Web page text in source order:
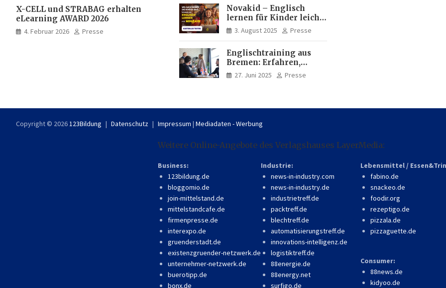
X-CELL und STRABAG erhalten
eLearning AWARD 2026
4. Februar 2026 Presse
Frauen
Novakid – Englisch
lernen für Kinder leicht
gemacht
3. August 2025 Presse
Englischtraining aus
Bremen: Erfahren,
professionell, online
zugänglich
27. Juni 2025 Presse
Copyright © 2026123Bildung Datenschutz Impressum | Mediadaten - Werbung
Weitere Online-Angebote des Verlagshauses LayerMedia:
Business:
123bildung.de
bloggomio.de
join-mittelstand.de
mittelstandcafe.de
firmenpresse.de
interexpo.de
gruenderstadt.de
existenzgruender-netzwerk.de
unternehmer-netzwerk.de
buerotipp.de
bonx.de
Industrie:
news-in-industry.com
news-in-industry.de
industrietreff.de
packtreff.de
blechtreff.de
automatisierungstreff.de
innovations-intelligenz.de
logistiktreff.de
88energie.de
88energy.net
surfigo.de
Lebensmittel /
fabino.de
snackeo.de
foodir.org
rezeptigo.de
pizzala.de
pizzaguette.de
Consumer:
88news.de
kidyoo.de